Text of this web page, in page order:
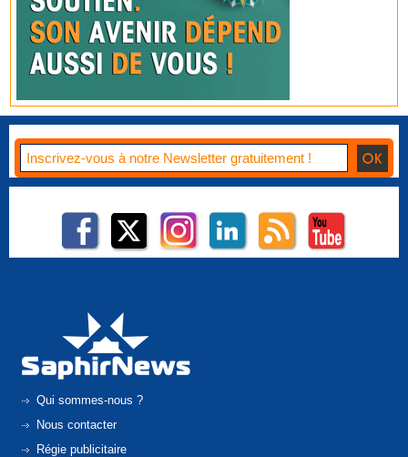
Qui sommes-nous ?
Nous contacter
Régie publicitaire